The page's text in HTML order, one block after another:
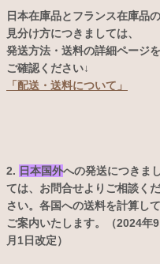
日本在庫品とフランス在庫品の
見分け方につきましては、
発送方法・送料の詳細ページを
ご確認ください↓
「配送・送料について」
2. 日本国外への発送につきま
ては、お問合せよりご相談くだ
さい。各国への送料を計算して
ご案内いたします。（2024年9
月1日改定）